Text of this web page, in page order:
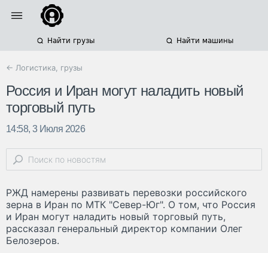
Найти грузы Найти машины
← Логистика, грузы
Россия и Иран могут наладить новый
торговый путь
14:58, 3 Июля 2026
РЖД намерены развивать перевозки российского
зерна в Иран по МТК "Север-Юг". О том, что Россия
и Иран могут наладить новый торговый путь,
рассказал генеральный директор компании Олег
Белозеров.